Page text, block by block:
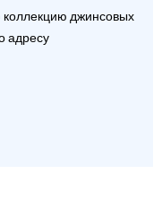
джинсовых
адресу